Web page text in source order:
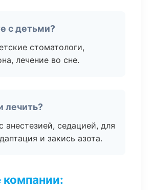
с детьми?
стоматологи,
лечение во сне.
лечить?
анестезией, седацией, для
и закись азота.